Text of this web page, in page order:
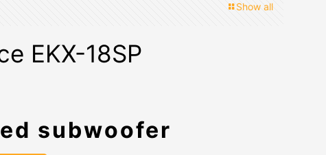
Show all
EKX-18SP
subwoofer